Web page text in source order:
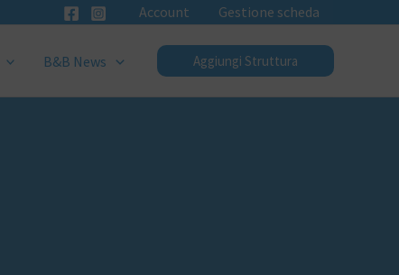
Account Gestione scheda
B&B News Aggiungi Struttura